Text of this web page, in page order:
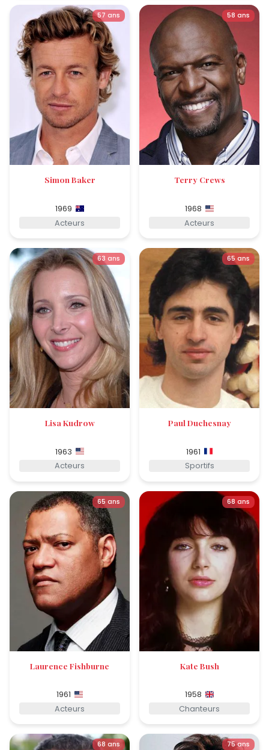
57 ans
Simon Baker
1969
Acteurs
58 ans
Terry Crews
1968
Acteurs
63 ans
Lisa Kudrow
1963
Acteurs
65 ans
Paul Duchesnay
1961
Sportifs
65 ans
Laurence Fishburne
1961
Acteurs
68 ans
Kate Bush
1958
Chanteurs
68 ans 75 ans